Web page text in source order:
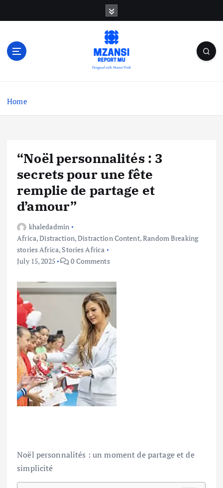
Home
“Noël personnalités : 3
secrets pour une fête
remplie de partage et
d’amour”
khaledadmin
Africa,Distraction,Distraction Content,Random Breaking
stories Africa, Stories Africa
July 15, 2025
0 Comments
Noël personnalités : un moment de partage et de
simplicité